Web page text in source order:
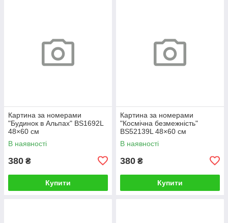
Картина за номерами
"Будинок в Альпах" BS1692L
48×60 см
В наявності
380 ₴
Купити
Картина за номерами
"Космічна безмежність"
BS52139L 48×60 см
В наявності
380 ₴
Купити